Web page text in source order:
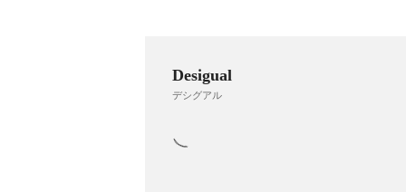
Desigual
デシグアル